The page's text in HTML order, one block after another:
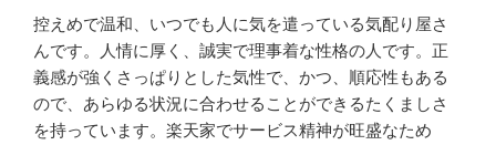
控えめで温和、いつでも人に気を遣っている気配り屋さ
んです。人情に厚く、誠実で理事着な性格の人です。正
義感が強くさっぱりとした気性で、かつ、順応性もある
ので、あらゆる状況に合わせることができるたくましさ
を持っています。楽天家でサービス精神が旺盛なため